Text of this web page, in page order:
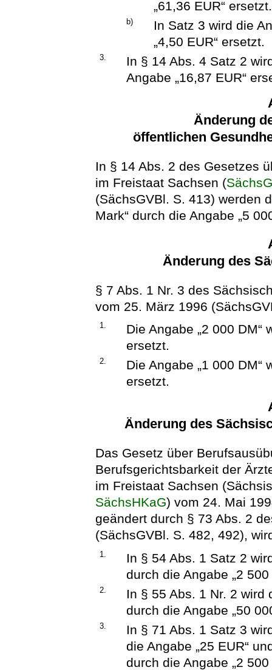
„61,36 EUR“ ersetzt.
b)
In Satz 3 wird die
„4,50 EUR“ ersetzt.
3.
In § 14 Abs. 4 Satz 2
Angabe „16,87 EUR“
Änderung
öffentlichen
In § 14 Abs. 2 des Gesetzes
im Freistaat Sachsen (
(SächsGVBl. S. 413) werden
Mark“ durch die Angabe „5
Änderung des
§ 7 Abs. 1 Nr. 3 des
vom 25. März 1996
1.
Die Angabe „2 000 DM“
ersetzt.
2.
Die Angabe „1 000 DM“
ersetzt.
Änderung des
Das Gesetz über
Berufsgerichtsbarkeit der
im Freistaat Sachsen
SächsHKaG) vom 24. Mai
geändert durch § 73 Abs. 2
(SächsGVBl. S. 482, 492),
1.
In § 54 Abs. 1 Satz 2
durch die Angabe „2
2.
In § 55 Abs. 1 Nr. 2 wird
durch die Angabe „50
3.
In § 71 Abs. 1 Satz 3
die Angabe „25 EUR“
durch die Angabe „2